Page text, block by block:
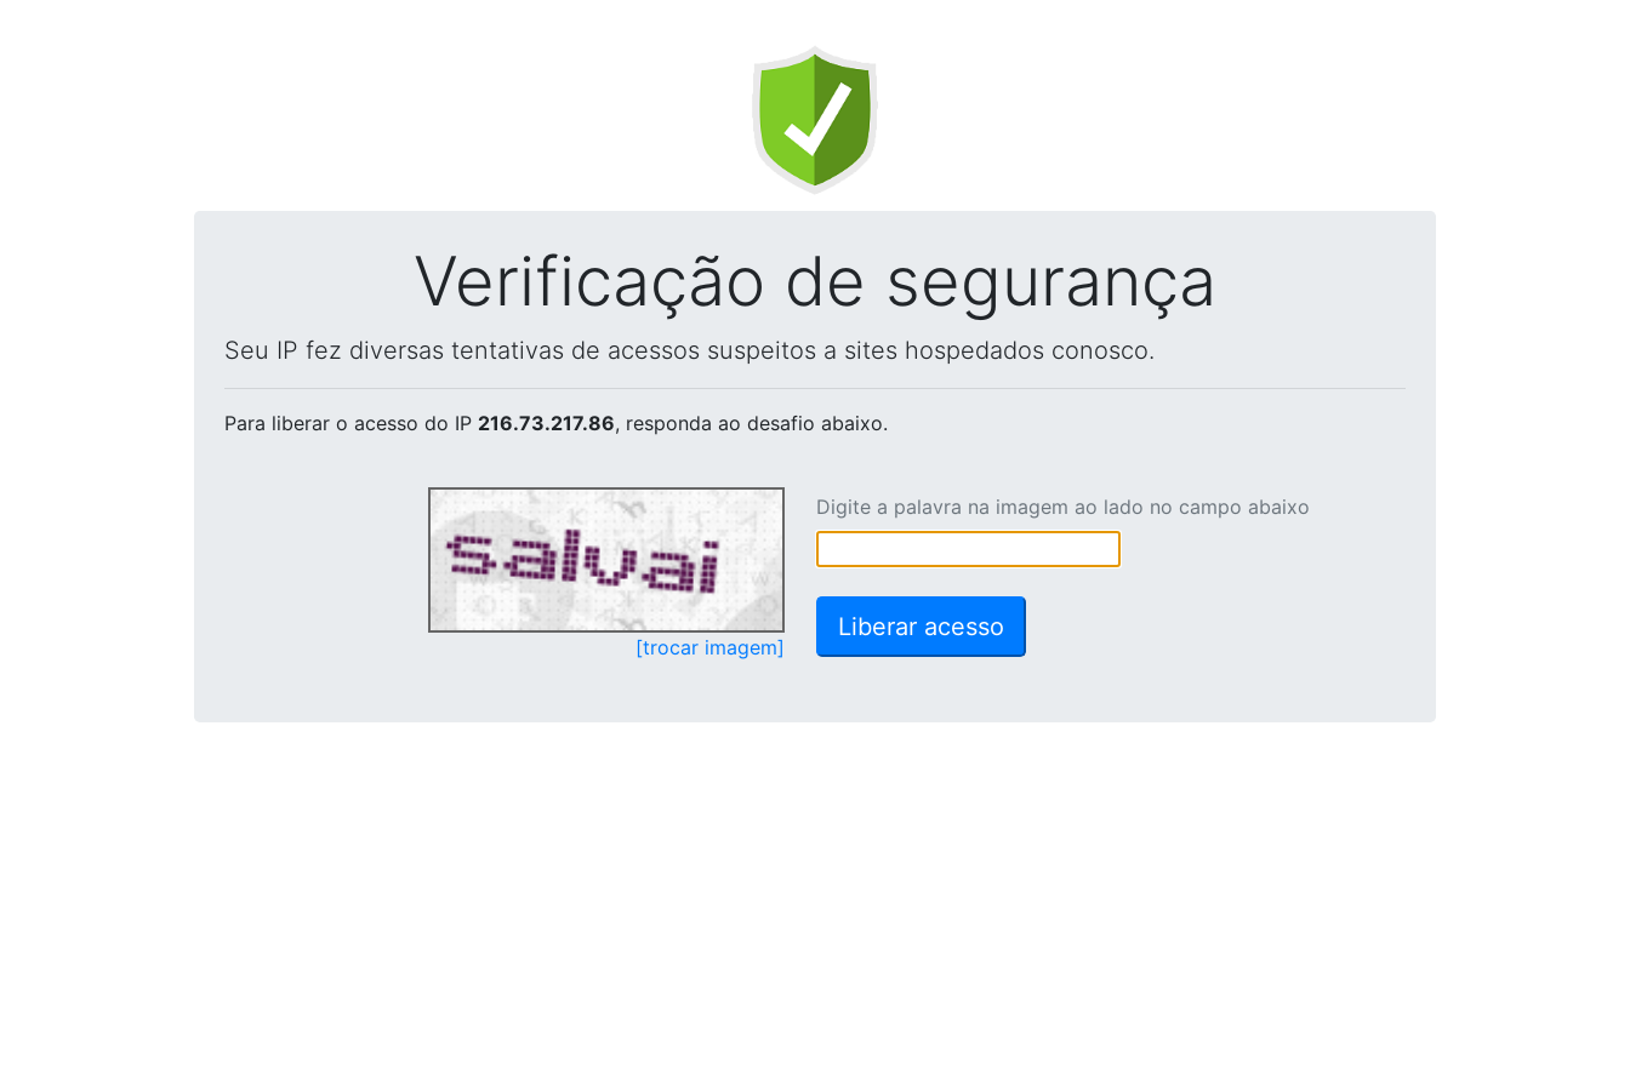
Verificação de segurança
Seu IP fez diversas tentativas de acessos suspeitos a sites hospedados conosco.
Para liberar o acesso do IP 216.73.217.86, responda ao desafio abaixo.
[trocar imagem]
Digite a palavra na imagem ao lado no campo abaixo